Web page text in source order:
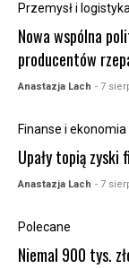
Przemysł i
Nowa wspólna
producentów
Anastazja Lach - 7
Finanse i ekonomia
Upały topią zyski
Anastazja Lach - 7
Polecane
Niemal 900 tys.